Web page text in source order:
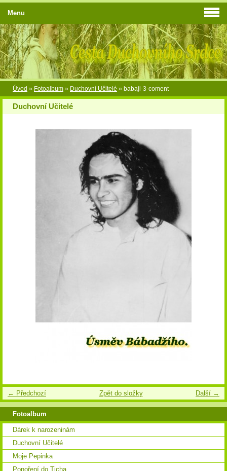
Úvod » Fotoalbum » Duchovní Učitelé » babaji-3-coment
Duchovní Učitelé
← Předchozí Další →
Zpět do složky
Menu
Fotoalbum
Dárek k narozeninám
Duchovní Učitelé
Moje Pepinka
Ponoření do Ticha